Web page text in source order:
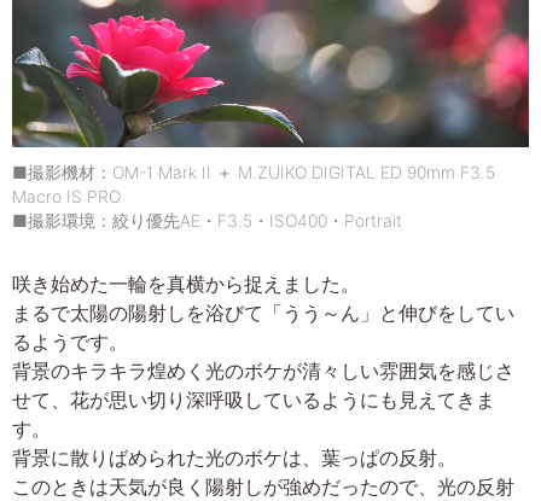
■撮影機材：OM-1 Mark II ＋ M.ZUIKO DIGITAL ED 90mm F3.5
Macro IS PRO
■撮影環境：絞り優先AE・F3.5・ISO400・Portrait
咲き始めた一輪を真横から捉えました。
まるで太陽の陽射しを浴びて「うう～ん」と伸びをしてい
るようです。
背景のキラキラ煌めく光のボケが清々しい雰囲気を感じさ
せて、花が思い切り深呼吸しているようにも見えてきま
す。
背景に散りばめられた光のボケは、葉っぱの反射。
このときは天気が良く陽射しが強めだったので、光の反射